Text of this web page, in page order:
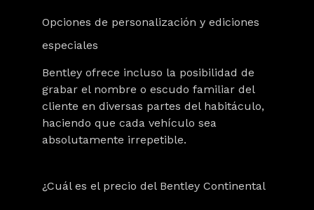
Opciones de personalización y ediciones
especiales
Bentley ofrece incluso la posibilidad de
grabar el nombre o escudo familiar del
cliente en diversas partes del habitáculo,
haciendo que cada vehículo sea
absolutamente irrepetible.
¿Cuál es el precio del Bentley Continental